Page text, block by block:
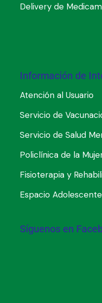
Delivery de
Información de
Atención al Usuario
Servicio de
Servicio de Salud
Policlínica de la
Fisioterapia y
Espacio Adolescente
Síguenos en